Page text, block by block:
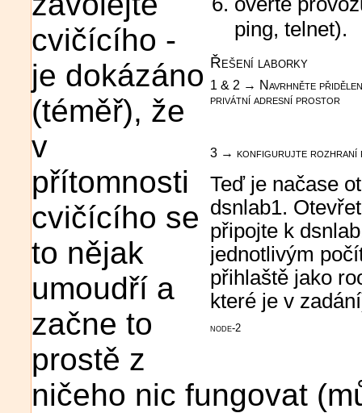
ping, telnet).
Řešení laborky
1 & 2 → Navrhněte
privátní adresní prostor
3 → konfigurujte rozhraní
Teď je načase
dsnlab1.
připojte k
jednotlivým
přihlaště jako
které je v
node-2
cvičícího -
je dokázáno
(téměř), že
v
přítomnosti
cvičícího se
to nějak
umoudří a
začne to
prostě z
ničeho nic fungovat